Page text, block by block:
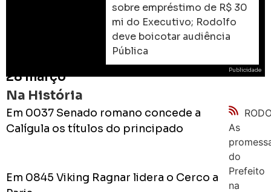
sobre empréstimo de R$ 30
mi do Executivo; Rodolfo
deve boicotar audiência
Pública
28 março
Na História
Em 0037 Senado romano concede a
Calígula os títulos do principado
Em 0845 Viking Ragnar lidera o Cerco a
Publicidade
As
do
Prefeito
na